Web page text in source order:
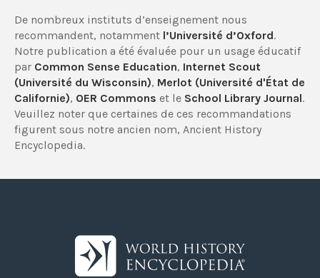
De nombreux instituts d’enseignement nous
recommandent, notamment l’Université d’Oxford.
Notre publication a été évaluée pour un usage éducatif
par Common Sense Education, Internet Scout
(Université du Wisconsin), Merlot (Université d'État de
Californie), OER Commons et le School Library Journal.
Veuillez noter que certaines de ces recommandations
figurent sous notre ancien nom, Ancient History
Encyclopedia.